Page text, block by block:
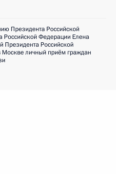
Президента Российской
Российской Федерации Елена
Президента Российской
личный приём граждан